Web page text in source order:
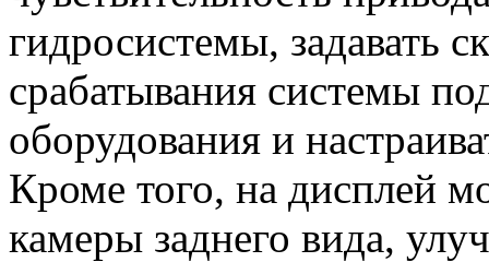
гидросистемы, задавать
срабатывания системы
оборудования и
Кроме того, на дисплей
камеры заднего вида,